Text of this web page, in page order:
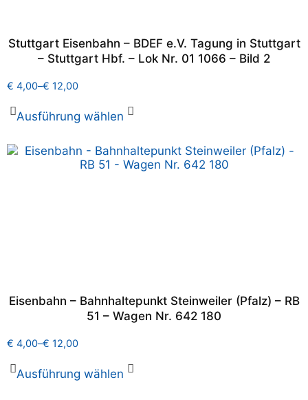
Stuttgart Eisenbahn – BDEF e.V. Tagung in Stuttgart
– Stuttgart Hbf. – Lok Nr. 01 1066 – Bild 2
€ 4,00–€ 12,00
Ausführung wählen
Eisenbahn – Bahnhaltepunkt Steinweiler (Pfalz) – RB
51 – Wagen Nr. 642 180
€ 4,00–€ 12,00
Ausführung wählen